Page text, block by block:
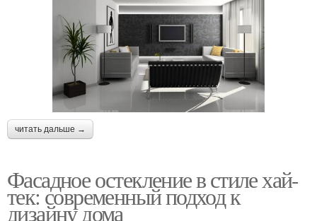
читать дальше →
Фасадное остекление в стиле хай-
тек: современный подход к
дизайну дома